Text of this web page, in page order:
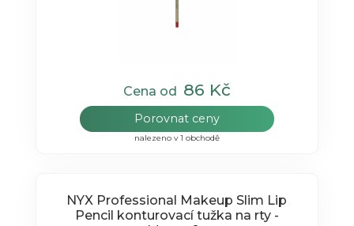
Cena od 86 Kč
Porovnat ceny
nalezeno v 1 obchodě
NYX Professional Makeup Slim Lip
Pencil konturovací tužka na rty -